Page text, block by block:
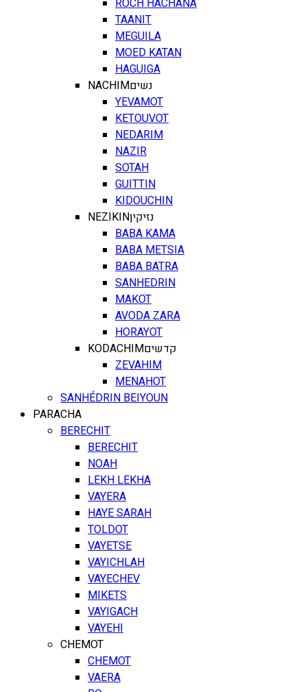
ROCH HACHANA
TAANIT
MEGUILA
MOED KATAN
HAGUIGA
NACHIMנשים
YEVAMOT
KETOUVOT
NEDARIM
NAZIR
SOTAH
GUITTIN
KIDOUCHIN
NEZIKINנזיקין
BABA KAMA
BABA METSIA
BABA BATRA
SANHEDRIN
MAKOT
AVODA ZARA
HORAYOT
KODACHIMקדשים
ZEVAHIM
MENAHOT
SANHÉDRIN BEIYOUN
PARACHA
BERECHIT
BERECHIT
NOAH
LEKH LEKHA
VAYERA
HAYE SARAH
TOLDOT
VAYETSE
VAYICHLAH
VAYECHEV
MIKETS
VAYIGACH
VAYEHI
CHEMOT
CHEMOT
VAERA